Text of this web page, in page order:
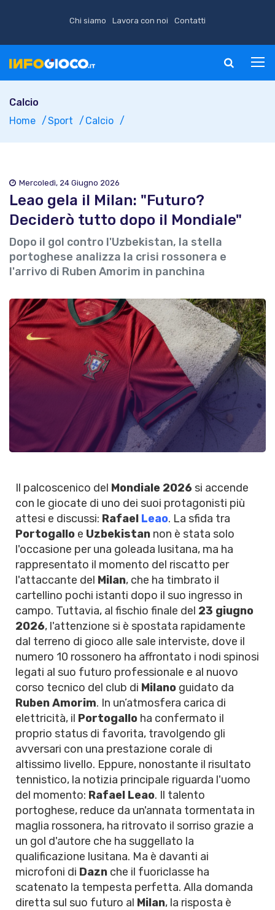
Chi siamo Lavora con noi Contatti
Calcio
Home
Sport Calcio
Mercoledì, 24 Giugno 2026
Leao gela il Milan: "Futuro?
Deciderò tutto dopo il Mondiale"
Dopo il gol contro l'Uzbekistan, la stella
portoghese analizza la crisi rossonera e
l'arrivo di Ruben Amorim in panchina
Il palcoscenico del Mondiale 2026 si accende
con le giocate di uno dei suoi protagonisti più
attesi e discussi: Rafael Leao. La sfida tra
Portogallo e Uzbekistan non è stata solo
l'occasione per una goleada lusitana, ma ha
rappresentato il momento del riscatto per
l'attaccante del Milan, che ha timbrato il
cartellino pochi istanti dopo il suo ingresso in
campo. Tuttavia, al fischio finale del 23 giugno
2026, l'attenzione si è spostata rapidamente
dal terreno di gioco alle sale interviste, dove il
numero 10 rossonero ha affrontato i nodi spinosi
legati al suo futuro professionale e al nuovo
corso tecnico del club di Milano guidato da
Ruben Amorim. In un’atmosfera carica di
elettricità, il Portogallo ha confermato il
proprio status di favorita, travolgendo gli
avversari con una prestazione corale di
altissimo livello. Eppure, nonostante il risultato
tennistico, la notizia principale riguarda l'uomo
del momento: Rafael Leao. Il talento
portoghese, reduce da un'annata tormentata in
maglia rossonera, ha ritrovato il sorriso grazie a
un gol d'autore che ha suggellato la
qualificazione lusitana. Ma è davanti ai
microfoni di Dazn che il fuoriclasse ha
scatenato la tempesta perfetta. Alla domanda
diretta sul suo futuro al Milan, la risposta è